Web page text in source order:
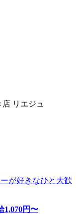
リエジュ
が好きなひと大歓
1,070円〜